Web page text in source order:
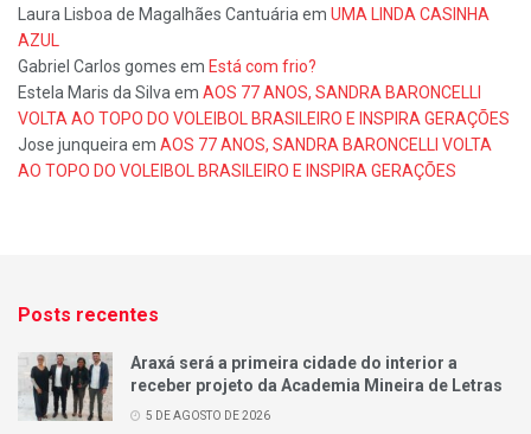
Laura Lisboa de Magalhães Cantuáriaem UMA LINDA CASINHA
AZUL
Gabriel Carlos gomes em Está com frio?
Estela Maris da Silvaem AOS 77 ANOS, SANDRA BARONCELLI
VOLTA AO TOPO DO VOLEIBOL BRASILEIRO E INSPIRA GERAÇÕES
Jose junqueiraem AOS 77 ANOS, SANDRA BARONCELLI VOLTA
AO TOPO DO VOLEIBOL BRASILEIRO E INSPIRA GERAÇÕES
Posts recentes
Araxá será a primeira cidade do interior a
receber projeto da Academia Mineira de Letras
5 DE AGOSTO DE 2026